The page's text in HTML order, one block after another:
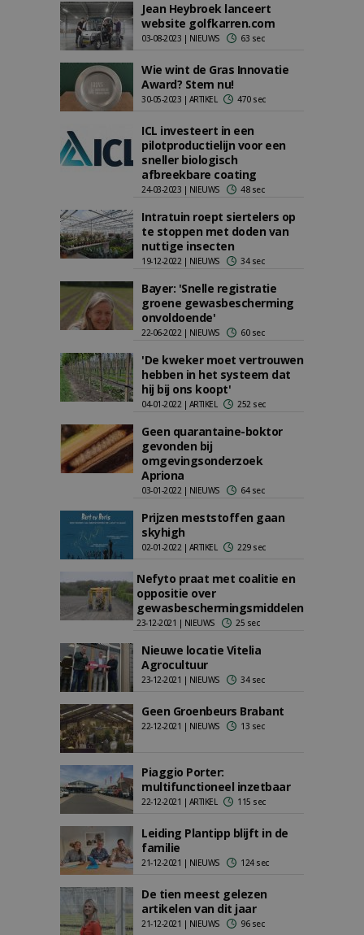
Jean Heybroek lanceert
website golfkarren.com
03-08-2023 | NIEUWS 63 sec
Wie wint de Gras Innovatie
Award? Stem nu!
30-05-2023 | ARTIKEL 470 sec
ICL investeert in een
pilotproductielijn voor een
sneller biologisch
afbreekbare coating
24-03-2023 | NIEUWS 48 sec
Intratuin roept siertelers op
te stoppen met doden van
nuttige insecten
19-12-2022 | NIEUWS 34 sec
Bayer: 'Snelle registratie
groene gewasbescherming
onvoldoende'
22-06-2022 | NIEUWS 60 sec
'De kweker moet vertrouwen
hebben in het systeem dat
hij bij ons koopt'
04-01-2022 | ARTIKEL 252 sec
Geen quarantaine-boktor
gevonden bij
omgevingsonderzoek
Apriona
03-01-2022 | NIEUWS 64 sec
Prijzen meststoffen gaan
skyhigh
02-01-2022 | ARTIKEL 229 sec
Nefyto praat met coalitie en
oppositie over
gewasbeschermingsmiddelen
23-12-2021 | NIEUWS 25 sec
Nieuwe locatie Vitelia
Agrocultuur
23-12-2021 | NIEUWS 34 sec
Geen Groenbeurs Brabant
22-12-2021 | NIEUWS 13 sec
Piaggio Porter:
multifunctioneel inzetbaar
22-12-2021 | ARTIKEL 115 sec
Leiding Plantipp blijft in de
familie
21-12-2021 | NIEUWS 124 sec
De tien meest gelezen
artikelen van dit jaar
21-12-2021 | NIEUWS 96 sec